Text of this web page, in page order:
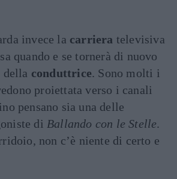
invece la carriera televisiva
quando e se tornerà di nuovo
della conduttrice. Sono molti i
proiettata verso i canali
pensano sia una delle
di Ballando con le Stelle.
non c’è niente di certo e